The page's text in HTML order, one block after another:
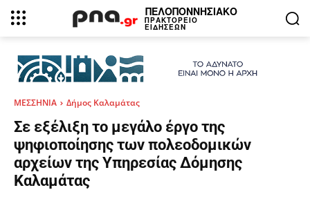
ΠΕΛΟΠΟΝΝΗΣΙΑΚΟ
ΠΡΑΚΤΟΡΕΙΟ
ΕΙΔΗΣΕΩΝ
ΜΕΣΣΗΝΙΑ Δήμος Καλαμάτας
Σε εξέλιξη το μεγάλο έργο της
ψηφιοποίησης των πολεοδομικών
αρχείων της Υπηρεσίας Δόμησης
Καλαμάτας